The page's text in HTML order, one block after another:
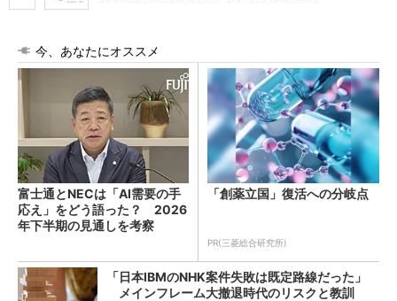
今、あなたにオススメ
富士通とNECは「AI需要の手
応え」をどう語った？ 2026
年下半期の見通しを考察
「創薬立国」復活への分岐点
PR(三菱総合研究所)
「日本IBMのNHK案件失敗は既定路線だった」
メインフレーム大撤退時代のリスクと教訓